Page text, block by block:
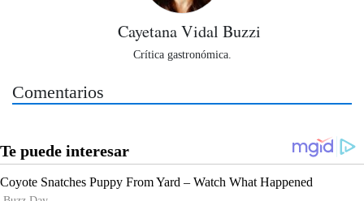
Cayetana Vidal Buzzi
Crítica gastronómica.
Comentarios